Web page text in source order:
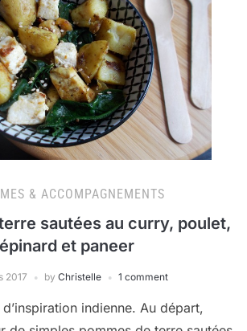
& ACCOMPAGNEMENTS
sautées au curry, poulet,
épinard et paneer
2017 by Christelle 1 comment
indienne. Au départ,